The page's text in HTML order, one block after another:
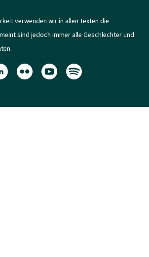
verwenden wir in allen Texten die
sind jedoch immer alle Geschlechter und